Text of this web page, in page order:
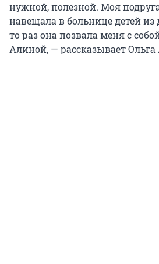
нужной, полезной. Моя
навещала в больнице детей из
то раз она позвала меня с
Алиной, — рассказывает Ольга